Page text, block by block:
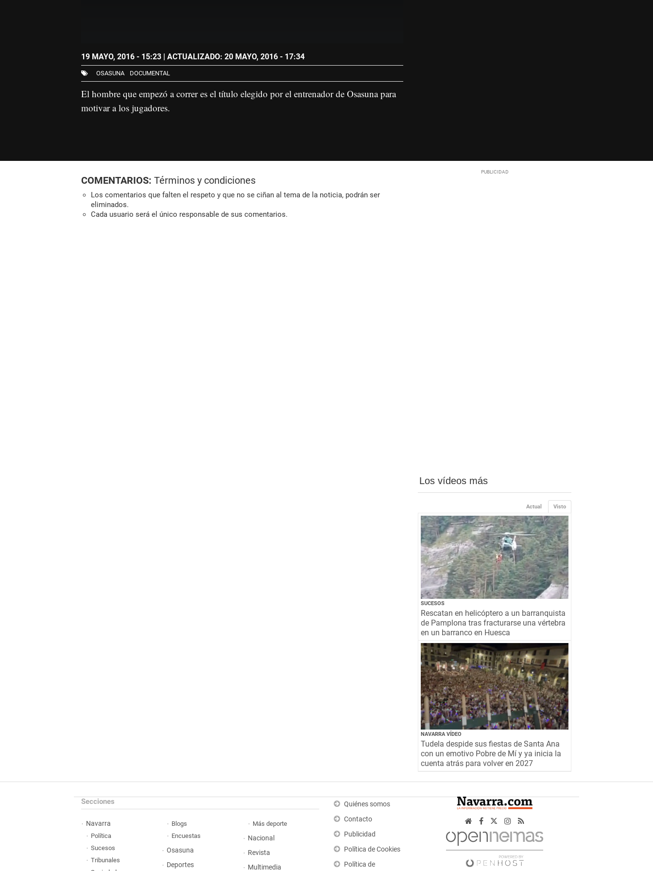
19 MAYO, 2016 - 15:23| ACTUALIZADO: 20 MAYO, 2016 - 17:34
OSASUNA DOCUMENTAL
El hombre que empezó a correr es el título elegido por el entrenador de Osasuna para
motivar a los jugadores.
COMENTARIOS: Términos y condiciones
Los comentarios que falten el respeto y que no se ciñan al tema de la noticia, podrán ser
eliminados.
Cada usuario será el único responsable de sus comentarios.
Los vídeos más
Visto
Actual
SUCESOS
Rescatan en helicóptero a un barranquista
de Pamplona tras fracturarse una vértebra
en un barranco en Huesca
NAVARRA VÍDEO
Tudela despide sus fiestas de Santa Ana
con un emotivo Pobre de Mí y ya inicia la
cuenta atrás para volver en 2027
Secciones
Navarra
Política
Sucesos
Tribunales
Blogs
Encuestas
Osasuna
Deportes
Más deporte
Nacional
Revista
Multimedia
Quiénes somos
Contacto
Publicidad
Política de Cookies
Política de